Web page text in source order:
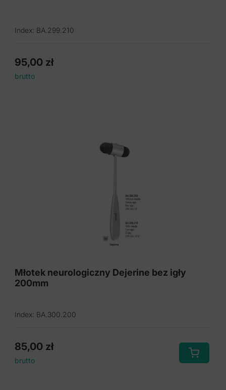
Index: BA.299.210
95,00 zł
brutto
Młotek neurologiczny Dejerine bez igły
200mm
Index: BA.300.200
85,00 zł
brutto